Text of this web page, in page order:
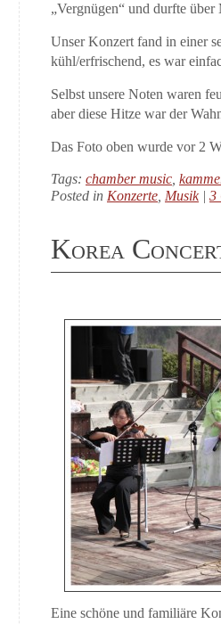
„Vergnügen“ und durfte
Unser Konzert fand in einer
kühl/erfrischend, es war
Selbst unsere Noten waren
aber diese Hitze war der
Das Foto oben wurde vor 2
Tags: chamber music
Posted in Konzerte Musik| 3
Korea
Eine schöne und familiäre